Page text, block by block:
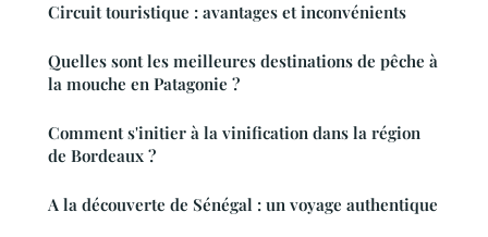
Circuit touristique : avantages et inconvénients
Quelles sont les meilleures destinations de pêche à
la mouche en Patagonie ?
Comment s'initier à la vinification dans la région
de Bordeaux ?
A la découverte de Sénégal : un voyage authentique